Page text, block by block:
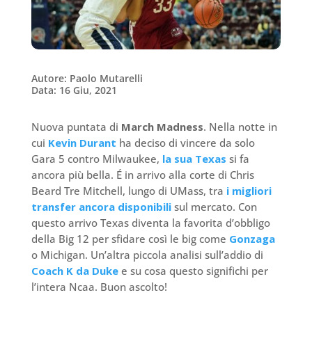
Autore: Paolo Mutarelli
Data: 16 Giu, 2021
Nuova puntata di March Madness. Nella notte in
cui Kevin Durant ha deciso di vincere da solo
Gara 5 contro Milwaukee, la sua Texas si fa
ancora più bella. É in arrivo alla corte di Chris
Beard Tre Mitchell, lungo di UMass, tra i migliori
transfer ancora disponibilisul mercato. Con
questo arrivo Texas diventa la favorita d’obbligo
della Big 12 per sfidare così le big come Gonzaga
o Michigan. Un’altra piccola analisi sull’addio di
Coach K da Dukee su cosa questo significhi per
l’intera Ncaa. Buon ascolto!